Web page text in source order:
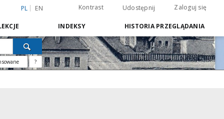
PL EN Kontrast Udostępnij Zaloguj się
INDEKSY HISTORIA PRZEGLĄDANIA
?